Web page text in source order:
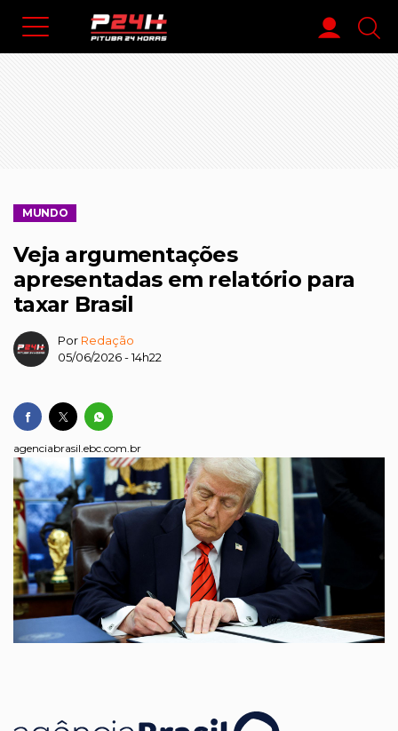
MUNDO
Veja argumentações
apresentadas em relatório para
taxar Brasil
Por Redação
05/06/2026 - 14h22
agenciabrasil.ebc.com.br